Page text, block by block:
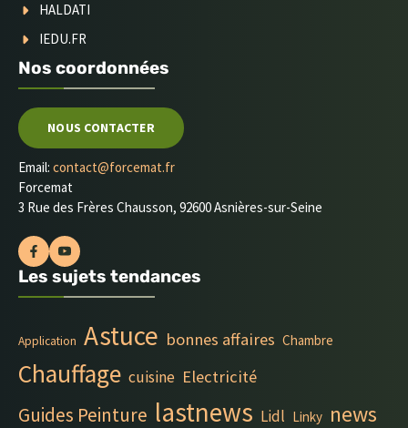
HALDATI
IEDU.FR
Nos coordonnées
NOUS CONTACTER
Email: contact@forcemat.fr
Forcemat
3 Rue des Frères Chausson, 92600 Asnières-sur-Seine
Les sujets tendances
Application Astuce bonnes affaires Chambre
Chauffage cuisine Electricité
Guides Peinture lastnews Lidl Linky news